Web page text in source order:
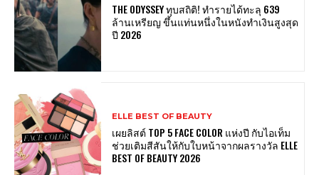
THE ODYSSEY ทุบสถิติ! ทำรายได้ทะลุ 639
ล้านเหรียญ ขึ้นแท่นหนึ่งในหนังทำเงินสูงสุด
ปี 2026
ELLE BEST OF BEAUTY
เผยลิสต์ TOP 5 FACE COLOR แห่งปี กับไอเท็ม
ช่วยเติมสีสันให้กับใบหน้าจากผลรางวัล ELLE
BEST OF BEAUTY 2026